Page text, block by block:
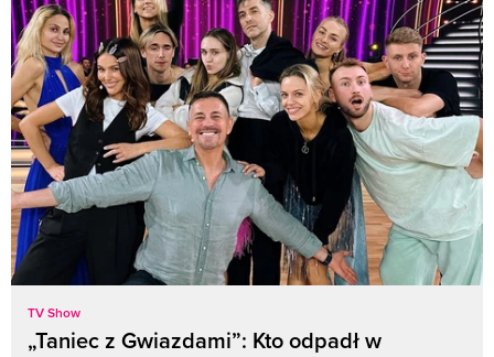
TV Show
„Taniec z Gwiazdami”: Kto odpadł w